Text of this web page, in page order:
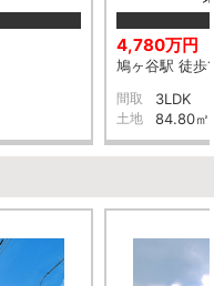
4,780万円
鳩ヶ谷駅 徒歩
間取 3LDK
土地 84.80㎡